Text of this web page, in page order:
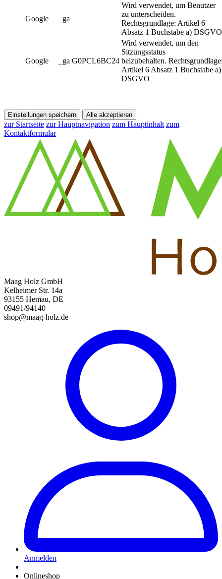
Google _ga
Wird verwendet, um Benutzer
zu unterscheiden.
Rechtsgrundlage: Artikel 6
Absatz 1 Buchstabe a) DSGVO
Google _ga G0PCL6BC24
Wird verwendet, um den
Sitzungsstatus
beizubehalten.
Artikel 6 Absatz 1 Buchstabe a)
DSGVO
Einstellungen speichern Alle akzeptieren
zur Startseite zur Hauptnavigation zum Hauptinhalt zum
Kontaktformular
Maag Holz GmbH
Kelheimer Str. 14a
93155 Hemau, DE
09491/94140
shop@maag-holz.de
Anmelden
Onlineshop